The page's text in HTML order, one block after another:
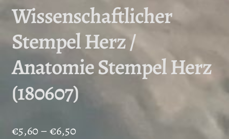
Wissenschaftlicher
Stempel Herz /
Anatomie Stempel Herz
(180607)
€5,60–€6,50Preisspanne: